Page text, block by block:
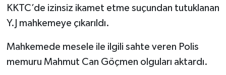
KKTC’de izinsiz ikamet etme suçundan tutuklanan
Y.J mahkemeye çıkarıldı.
Mahkemede mesele ile ilgili sahte veren Polis
memuru Mahmut Can Göçmen olguları aktardı.